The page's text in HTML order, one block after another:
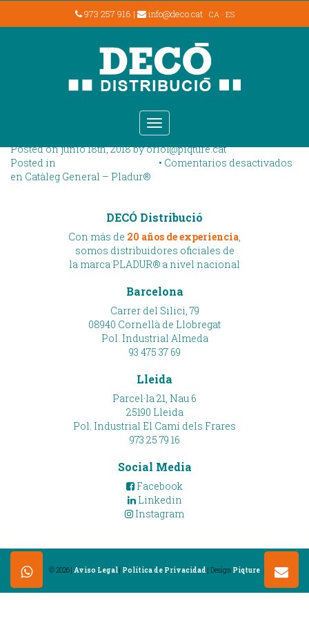
973 257 916 | info@deco.cat CA· ES
Toggle
navigation
Archive for the Pladur
Descarregues Category
Catàleg General –
Posted on junio 18th, 2018 byoriol@piqture.cat
Posted in
• Comentarios desactivados
en Catàleg General – Pladur®
DECÓ Distribució
Con más de 20 años de experiencia,
somos distribuidores oficiales de
la marca PLADUR® a nivel nacional
Barcelona
Carrer del Silici, 79
08940 Cornellà de Llobregat
Pol. Industrial Almeda
93 475 37 69
Lleida
Parcel·la 21, Nau 6
25190 Lleida
Pol. Industrial El Camí dels Frares
973 25 79 16
Social Media
Facebook
Linkedin
Instagram
© 2026 | Aviso Legal| Política de Privacidad| Design Piqture